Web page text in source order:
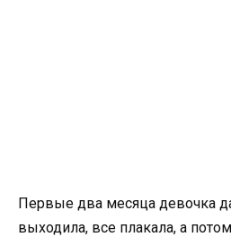
Первые два месяца девочка
выходила, все плакала, а